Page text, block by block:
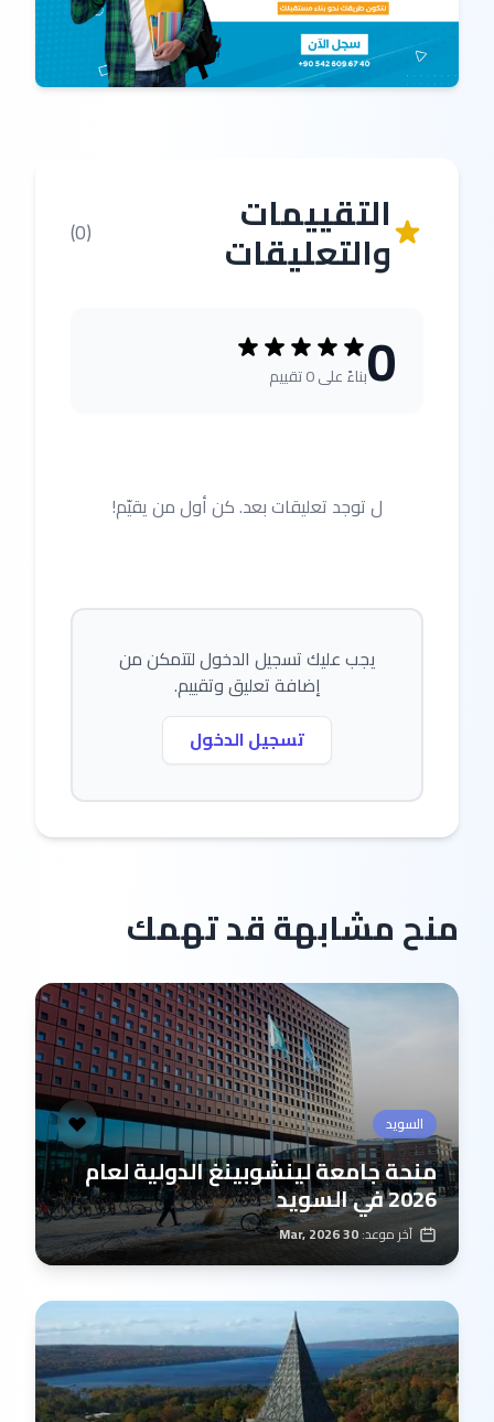
التقييمات
والتعليقات (0)
0بناءً على 0 تقييم
ل توجد تعليقات بعد. كن أول من يقيّم!
يجب عليك تسجيل الدخول لتتمكن من
إضافة تعليق وتقييم.
تسجيل الدخول
منح مشابهة قد تهمك
السويد
منحة جامعة لينشوبينغ الدولية لعام
2026 في السويد
آخر موعد:30 Mar, 2026